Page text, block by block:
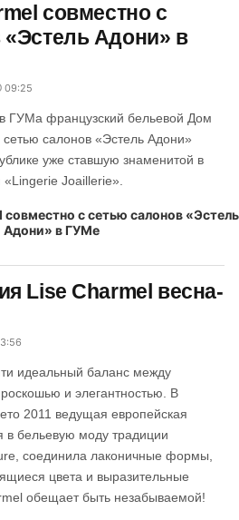
совместно с
Адони» в
09:25
ГУМа французский бельевой Дом
салонов «Эстель Адони»
уже ставшую знаменитой в
Joaillerie».
Lise Charmel весна-
идеальный баланс между
и элегантностью. В
2011 ведущая европейская
в бельевую моду традиции
соединила лаконичные формы,
цвета и выразительные
обещает быть незабываемой!